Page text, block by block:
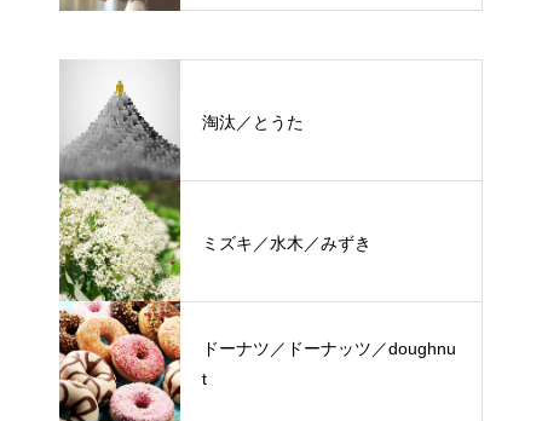
淘汰／とうた
ミズキ／水木／みずき
ドーナツ／ドーナッツ／doughnu
t